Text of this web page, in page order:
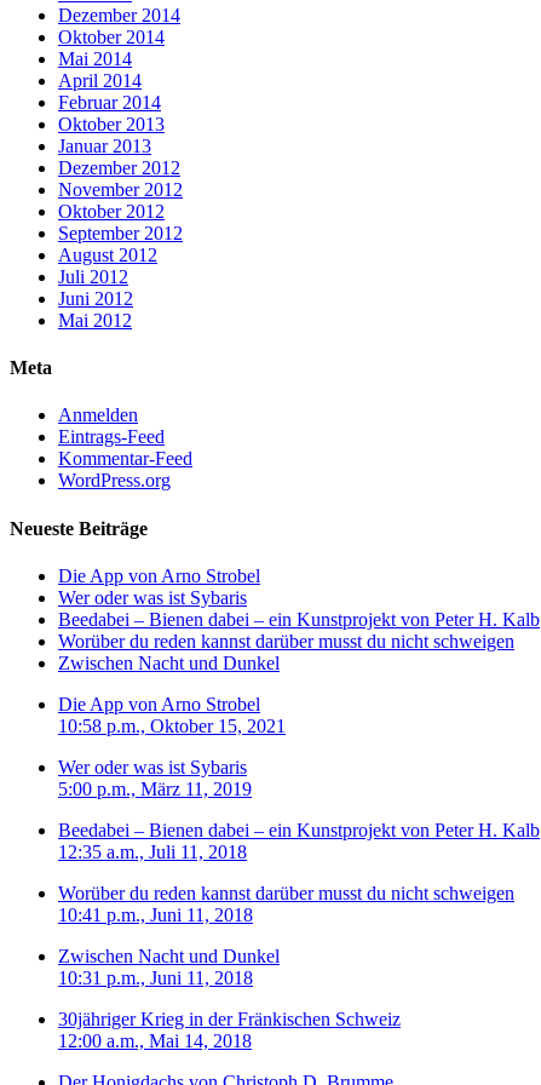
Dezember 2014
Oktober 2014
Mai 2014
April 2014
Februar 2014
Oktober 2013
Januar 2013
Dezember 2012
November 2012
Oktober 2012
September 2012
August 2012
Juli 2012
Juni 2012
Mai 2012
Meta
Anmelden
Eintrags-Feed
Kommentar-Feed
WordPress.org
Neueste Beiträge
Die App von Arno Strobel
Wer oder was ist Sybaris
Beedabei – Bienen dabei – ein Kunstprojekt von Peter H. Kalb
Worüber du reden kannst darüber musst du nicht schweigen
Zwischen Nacht und Dunkel
Die App von Arno Strobel
10:58 p.m., Oktober 15, 2021
Wer oder was ist Sybaris
5:00 p.m., März 11, 2019
Beedabei – Bienen dabei – ein Kunstprojekt von Peter H. Kalb
12:35 a.m., Juli 11, 2018
Worüber du reden kannst darüber musst du nicht schweigen
10:41 p.m., Juni 11, 2018
Zwischen Nacht und Dunkel
10:31 p.m., Juni 11, 2018
30jähriger Krieg in der Fränkischen Schweiz
12:00 a.m., Mai 14, 2018